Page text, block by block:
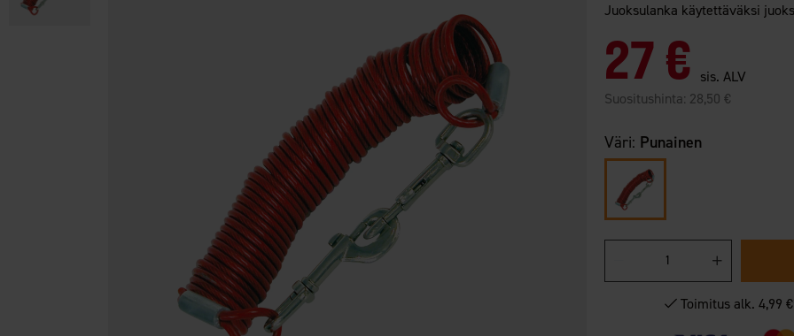
Juoksulanka käytettäväksi
27 € sis. ALV
Suositushinta: 28,50 €
Väri: Punainen
Toimitus alk. 4,99